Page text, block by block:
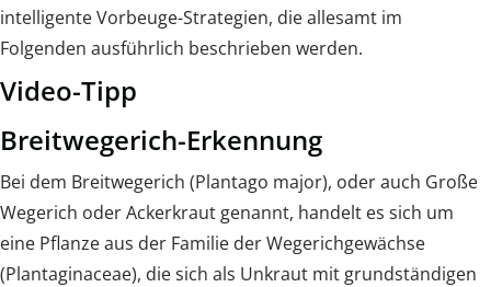
intelligente Vorbeuge-Strategien, die allesamt im
Folgenden ausführlich beschrieben werden.
Video-Tipp
Breitwegerich-Erkennung
Bei dem Breitwegerich (Plantago major), oder auch Große
Wegerich oder Ackerkraut genannt, handelt es sich um
eine Pflanze aus der Familie der Wegerichgewächse
(Plantaginaceae), die sich als Unkraut mit grundständigen